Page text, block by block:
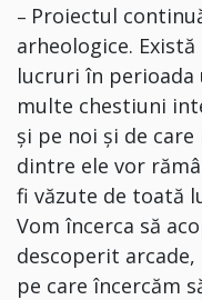
– Proiectul
arheologice. Există
lucruri în perioada
multe chestiuni
și pe noi și de
dintre ele vor
fi văzute de toată
Vom încerca să
descoperit
pe care încercăm